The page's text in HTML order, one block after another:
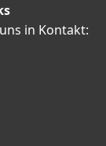
in Kontakt: